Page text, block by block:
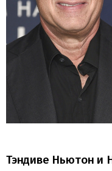
Тэндиве Ньютон и